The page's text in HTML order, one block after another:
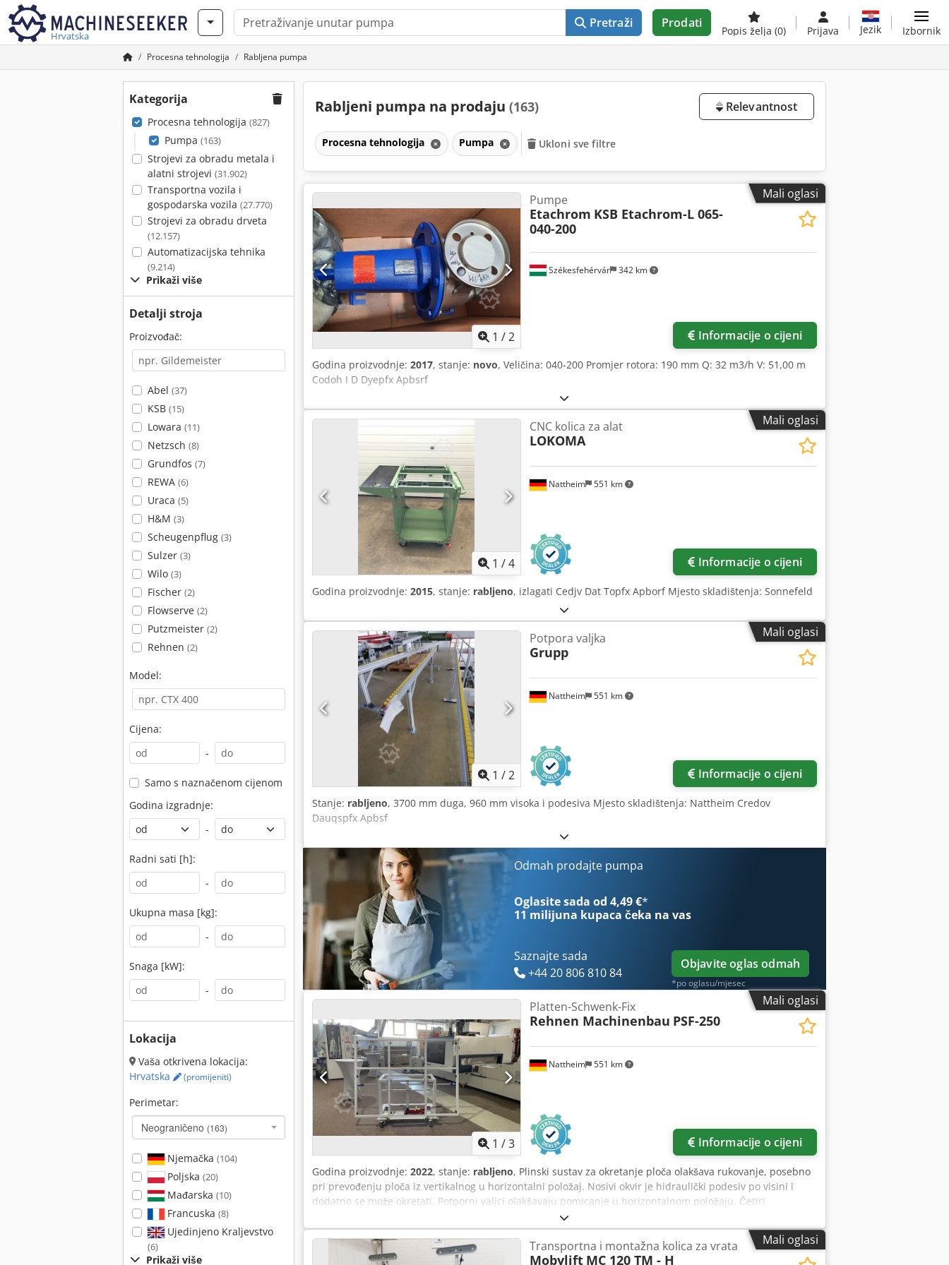
Hrvatska
Pretraži Prodati
Popis želja (0) Prijava Jezik Izbornik
Procesna tehnologija Rabljena pumpa
Kategorija
Procesna tehnologija (827)
Pumpa (163)
Strojevi za obradu metala i
alatni strojevi (31.902)
Transportna vozila i
gospodarska vozila (27.770)
Strojevi za obradu drveta
(12.157)
Automatizacijska tehnika
(9.214)
Prikaži više
Detalji stroja
Proizvođač:
Abel (37)
KSB (15)
Lowara (11)
Netzsch (8)
Grundfos (7)
REWA (6)
Uraca (5)
H&M (3)
Scheugenpflug (3)
Sulzer (3)
Wilo (3)
Fischer (2)
Flowserve (2)
Putzmeister (2)
Rehnen (2)
Model:
Cijena:
-
Samo s naznačenom cijenom
Godina izgradnje:
-
Radni sati [h]:
-
Ukupna masa [kg]:
-
Snaga [kW]:
-
Lokacija
Vaša otkrivena lokacija:
Hrvatska
(promijeniti)
Perimetar:
Neograničeno (163)
Njemačka (104)
Poljska (20)
Mađarska (10)
Francuska (8)
Ujedinjeno Kraljevstvo
(6)
Prikaži više
Rabljeni pumpa na prodaju (163) Relevantnost
Procesna tehnologija Pumpa Ukloni sve filtre
Mali oglasi
1 /2
Székesfehérvár 342 km
Pumpe
Etachrom KSB Etachrom-L 065-
040-200
Informacije o cijeni
Godina proizvodnje: 2017, stanje: novo, Veličina: 040-200 Promjer rotora: 190 mm Q: 32 m3/h V: 51,00 m
Codoh I D Dyepfx Apbsrf
Mali oglasi
1 /4
Nattheim 551 km
CNC kolica za alat
LOKOMA
Informacije o cijeni
Godina proizvodnje: 2015, stanje: rabljeno, izlagati Cedjv Dat Topfx Apborf Mjesto skladištenja: Sonnefeld
Mali oglasi
1 /2
Nattheim 551 km
Potpora valjka
Grupp
Informacije o cijeni
Stanje: rabljeno, 3700 mm duga, 960 mm visoka i podesiva Mjesto skladištenja: Nattheim Credov
Dauqspfx Apbsf
Odmah prodajte pumpa
Oglasite sada od 4,49 €*
11 milijuna kupaca čeka na vas
Saznajte sada
+44 20 806 810 84
Objavite oglas odmah
*po oglasu/mjesec
Mali oglasi
1 /3
Nattheim 551 km
Platten-Schwenk-Fix
Rehnen Machinenbau PSF-250
Informacije o cijeni
Godina proizvodnje: 2022, stanje: rabljeno, Plinski sustav za okretanje ploča olakšava rukovanje, posebno
pri prevođenju ploča iz vertikalnog u horizontalni položaj. Nosivi okvir je hidraulički podesiv po visini i
dodatno se može okretati. Potporni valjci olakšavaju pomicanje u horizontalnom položaju. Četiri
upravljačka valjka jamče siguran transport unutar tvornice. Codpfx Aev T Ilvopbjrf Tehnički podaci: Visina
oslonca: • u uspravnom položaju cca 340-120 mm • u ležećem položaju cca 1200-890 mm Maksimalna
veličina ploče: 5200 x 2100 mm Nosivost: 250 kg Mjesto skladištenja: Bad Wimpfen
Mali oglasi
Transportna i montažna kolica za vrata
Mobylift MC 120 TM - H